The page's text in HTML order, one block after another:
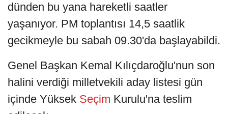
dünden bu yana hareketli saatler
yaşanıyor. PM toplantısı 14,5 saatlik
gecikmeyle bu sabah 09.30'da başlayabildi.
Genel Başkan Kemal Kılıçdaroğlu'nun son
halini verdiği milletvekili aday listesi gün
içinde Yüksek Seçim Kurulu'na teslim